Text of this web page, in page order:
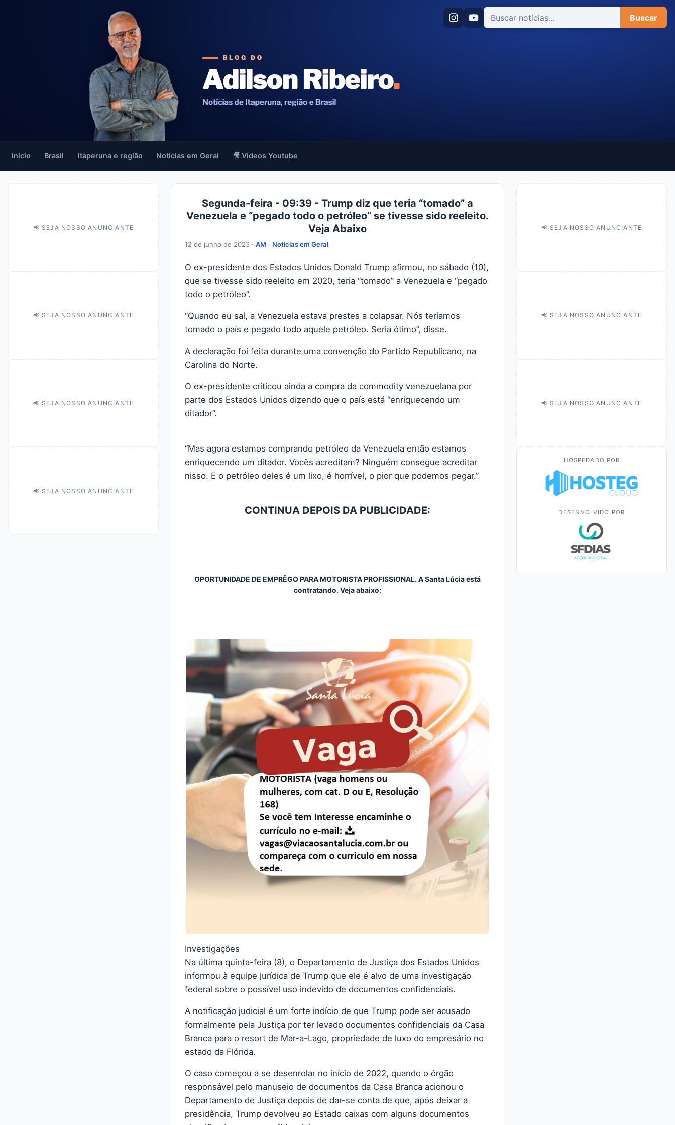
Buscar
Início Brasil Itaperuna e região Notícias em Geral 🎥 Vídeos Youtube
📢 SEJA NOSSO ANUNCIANTE
📢 SEJA NOSSO ANUNCIANTE
📢 SEJA NOSSO ANUNCIANTE
📢 SEJA NOSSO ANUNCIANTE
Segunda-feira - 09:39 - Trump diz que teria “tomado” a
Venezuela e “pegado todo o petróleo” se tivesse sido reeleito.
Veja Abaixo
12 de junho de 2023 ·AM · Notícias em Geral
O ex-presidente dos Estados Unidos Donald Trump afirmou, no sábado (10),
que se tivesse sido reeleito em 2020, teria “tomado” a Venezuela e “pegado
todo o petróleo”.
“Quando eu saí, a Venezuela estava prestes a colapsar. Nós teríamos
tomado o país e pegado todo aquele petróleo. Seria ótimo”, disse.
A declaração foi feita durante uma convenção do Partido Republicano, na
Carolina do Norte.
O ex-presidente criticou ainda a compra da commodity venezuelana por
parte dos Estados Unidos dizendo que o país está “enriquecendo um
ditador”.
“Mas agora estamos comprando petróleo da Venezuela então estamos
enriquecendo um ditador. Vocês acreditam? Ninguém consegue acreditar
nisso. E o petróleo deles é um lixo, é horrível, o pior que podemos pegar.”
CONTINUA DEPOIS DA PUBLICIDADE:
OPORTUNIDADE DE EMPRÊGO PARA MOTORISTA PROFISSIONAL. A Santa Lúcia está
contratando. Veja abaixo:
Investigações
Na última quinta-feira (8), o Departamento de Justiça dos Estados Unidos
informou à equipe jurídica de Trump que ele é alvo de uma investigação
federal sobre o possível uso indevido de documentos confidenciais.
A notificação judicial é um forte indício de que Trump pode ser acusado
formalmente pela Justiça por ter levado documentos confidenciais da Casa
Branca para o resort de Mar-a-Lago, propriedade de luxo do empresário no
estado da Flórida.
O caso começou a se desenrolar no início de 2022, quando o órgão
responsável pelo manuseio de documentos da Casa Branca acionou o
Departamento de Justiça depois de dar-se conta de que, após deixar a
presidência, Trump devolveu ao Estado caixas com alguns documentos
📢 SEJA NOSSO ANUNCIANTE
📢 SEJA NOSSO ANUNCIANTE
📢 SEJA NOSSO ANUNCIANTE
HOSPEDADO POR
DESENVOLVIDO POR